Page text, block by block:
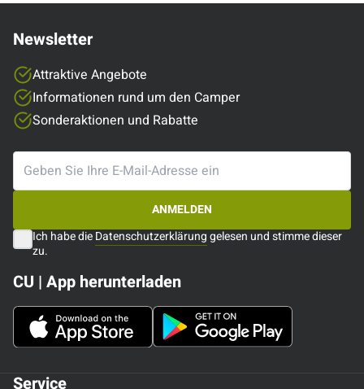
Service
Newsletter
Attraktive Angebote
Informationen rund um den Camper
Sonderaktionen und Rabatte
ANMELDEN
Ich habe dieDatenschutzerklärunggelesen und stimme dieser
zu.
CU | App herunterladen